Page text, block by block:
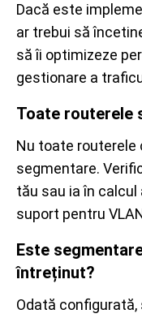
Dacă este
ar trebui să
să îi optimizeze
gestionare a
Toate routerele
Nu toate
segmentare.
tău sau ia în
suport pentru
Este
întreținut?
Odată